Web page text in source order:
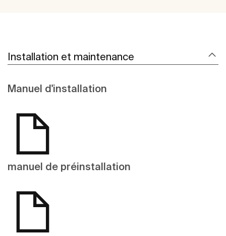
Installation et maintenance
Manuel d'installation
manuel de préinstallation